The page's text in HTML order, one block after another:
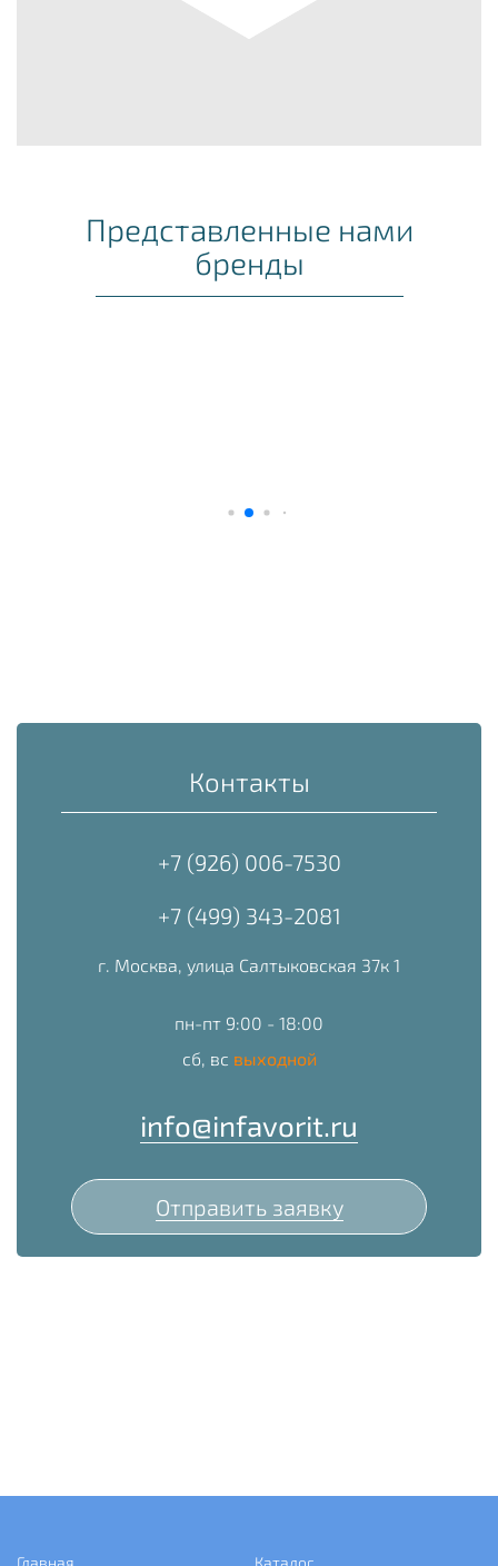
Представленные нами
бренды
Контакты
+7 (926) 006-7530
+7 (499) 343-2081
г. Москва, улица Салтыковская 37к 1
пн-пт 9:00 - 18:00
сб, вс выходной
info@infavorit.ru
Отправить заявку
Главная
Каталог